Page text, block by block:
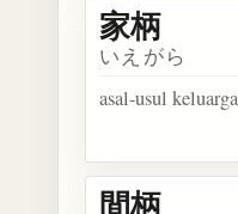
家柄
いえがら
asal-usul keluarga
間柄